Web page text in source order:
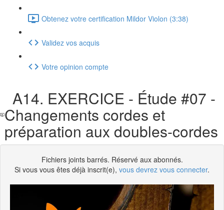
Obtenez votre certification Mildor Violon (3:38)
Validez vos acquis
Votre opinion compte
A14. EXERCICE - Étude #07 -
Changements cordes et
préparation aux doubles-cordes
Fichiers joints barrés. Réservé aux abonnés.
Si vous vous êtes déjà inscrit(e), vous devrez vous connecter.